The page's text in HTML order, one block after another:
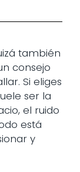
también
consejo
Si eliges
ser la
el ruido
está
y